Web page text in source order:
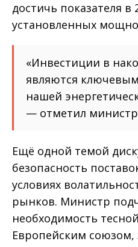
достичь показателя в
установленных
«Инвестиции в
являются
нашей
— отметил
Ещё одной темой
безопасность
условиях
рынков. Министр
необходимость
Европейским союзом,